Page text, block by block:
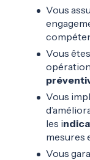
Vous
Vous
Vous
les i
mesures
Vous